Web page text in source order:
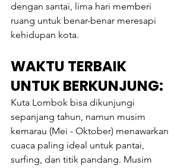
dengan santai, lima hari memberi
ruang untuk benar-benar meresapi
kehidupan kota.
WAKTU TERBAIK
UNTUK BERKUNJUNG:
Kuta Lombok bisa dikunjungi
sepanjang tahun, namun musim
kemarau (Mei - Oktober) menawarkan
cuaca paling ideal untuk pantai,
surfing, dan titik pandang. Musim